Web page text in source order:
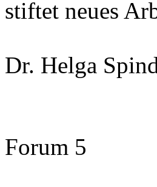
stiftet neues
Dr. Helga
Forum 5